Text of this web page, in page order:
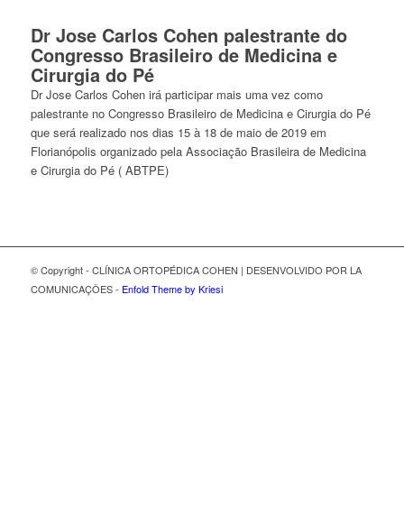
Dr Jose Carlos Cohen palestrante do
Congresso Brasileiro de Medicina e
Cirurgia do Pé
Dr Jose Carlos Cohen irá participar mais uma vez como
palestrante no Congresso Brasileiro de Medicina e Cirurgia do Pé
que será realizado nos dias 15 à 18 de maio de 2019 em
Florianópolis organizado pela Associação Brasileira de Medicina
e Cirurgia do Pé ( ABTPE)
© Copyright - CLÍNICA ORTOPÉDICA COHEN | DESENVOLVIDO POR LA
COMUNICAÇÕES - Enfold Theme by Kriesi